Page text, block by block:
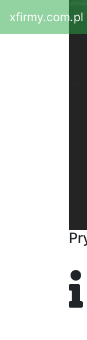
xfirmy.com.pl